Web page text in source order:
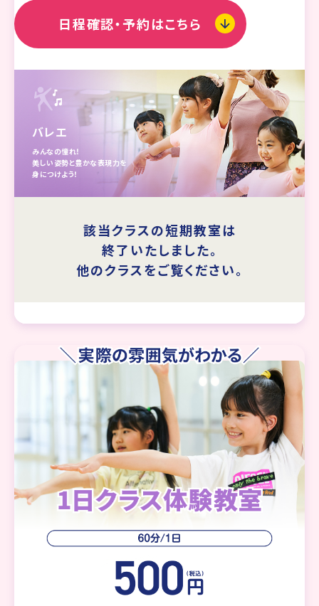
日程確認・予約はこちら
バレエ
みんなの憧れ！
美しい姿勢と豊かな表現力を
身につけよう！
該当クラスの短期教室は
終了いたしました。
他のクラスをご覧ください。